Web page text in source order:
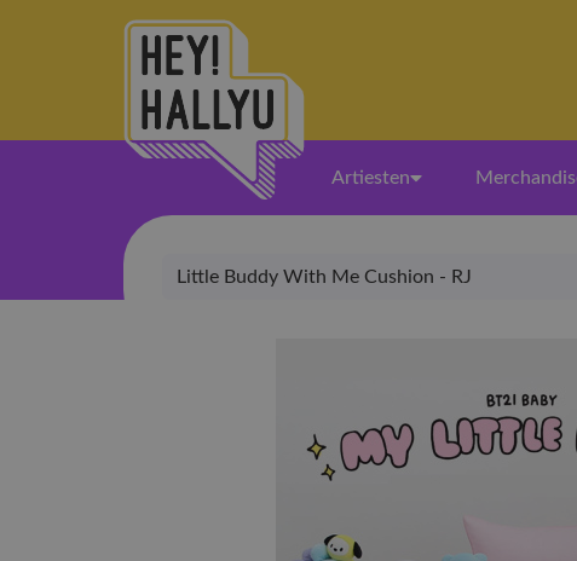
Artiesten
Little Buddy With Me Cushion - RJ